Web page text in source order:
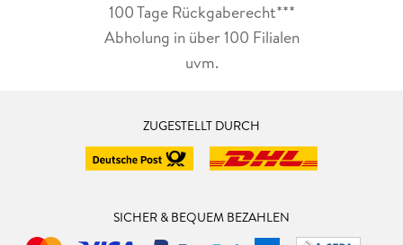
100 Tage Rückgaberecht***
Abholung in über 100 Filialen
uvm.
ZUGESTELLT DURCH
SICHER & BEQUEM BEZAHLEN